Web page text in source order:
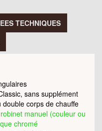
TECHNIQUES
sans supplément
corps de chauffe
manuel (couleur ou
chromé